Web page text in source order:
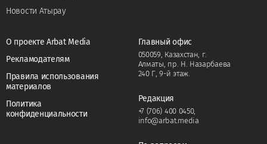
Новости Атырау
О проекте Arbat Media
Рекламодателям
Правила использования
материалов
Политика
конфиденциальности
Главный офис
050059, Казахстан, г.
Алматы, пр. Н. Назарбаева
240 Г, 9-й этаж.
Редакция
+7 (706) 400 0450,
info@arbat.media